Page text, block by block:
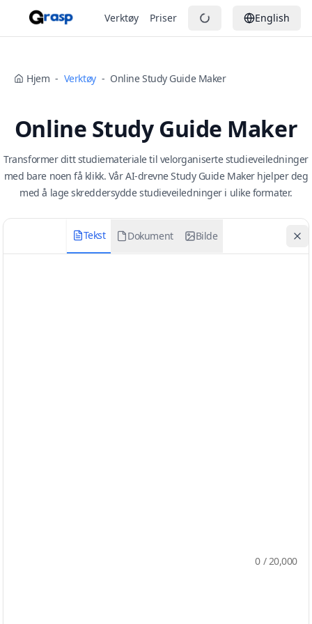
Verktøy Priser English
Hjem - Verktøy - Online Study Guide Maker
Online Study Guide Maker
Transformer ditt studiemateriale til velorganiserte studieveiledninger
med bare noen få klikk. Vår AI-drevne Study Guide Maker hjelper deg
med å lage skreddersydde studieveiledninger i ulike formater.
Tekst Dokument Bilde
0 / 20,000